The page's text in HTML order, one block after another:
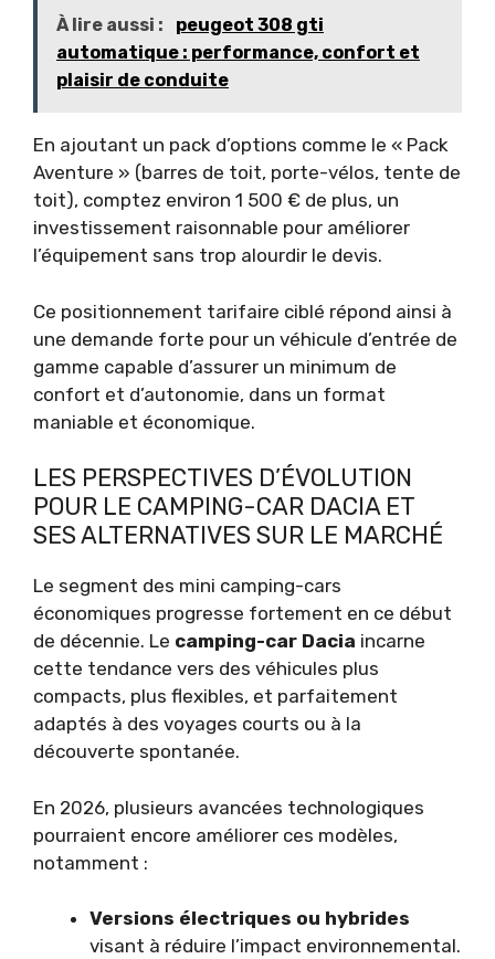
À lire aussi :
peugeot 308 gti
automatique : performance, confort et
plaisir de conduite
En ajoutant un pack d’options comme le « Pack
Aventure » (barres de toit, porte-vélos, tente de
toit), comptez environ 1 500 € de plus, un
investissement raisonnable pour améliorer
l’équipement sans trop alourdir le devis.
Ce positionnement tarifaire ciblé répond ainsi à
une demande forte pour un véhicule d’entrée de
gamme capable d’assurer un minimum de
confort et d’autonomie, dans un format
maniable et économique.
LES PERSPECTIVES D’ÉVOLUTION
POUR LE CAMPING-CAR DACIA ET
SES ALTERNATIVES SUR LE MARCHÉ
Le segment des mini camping-cars
économiques progresse fortement en ce début
de décennie. Le camping-car Dacia incarne
cette tendance vers des véhicules plus
compacts, plus flexibles, et parfaitement
adaptés à des voyages courts ou à la
découverte spontanée.
En 2026, plusieurs avancées technologiques
pourraient encore améliorer ces modèles,
notamment :
Versions électriques ou hybrides
visant à réduire l’impact environnemental.